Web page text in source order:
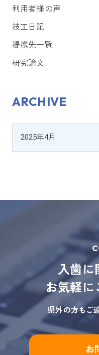
利用者様の声
技工日記
提携先一覧
研究論文
ARCHIVE
入歯に
お気軽に
県外の方もご
お